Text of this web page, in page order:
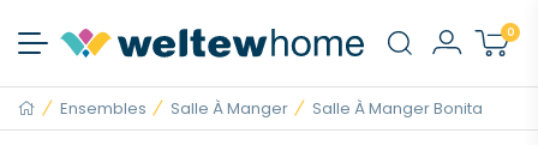
0
Ensembles Salle À Manger Salle À Manger Bonita